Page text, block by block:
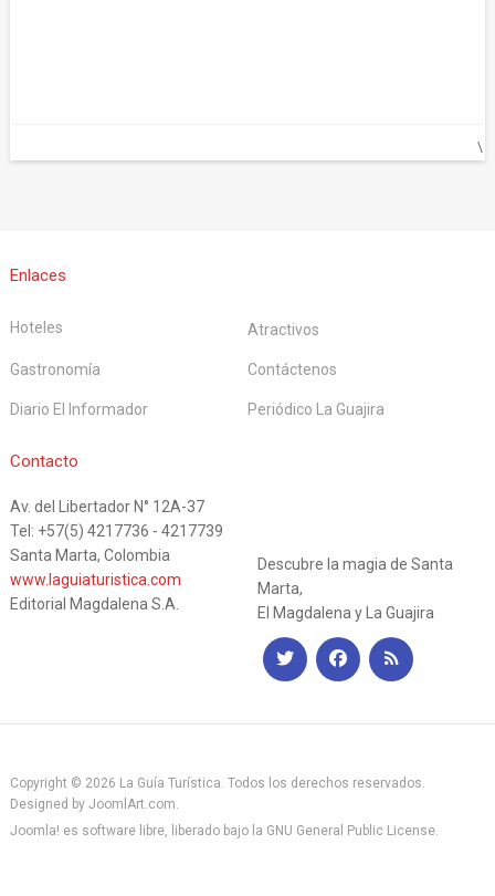
\
Enlaces
Hoteles Atractivos
Gastronomía Contáctenos
Diario El Informador Periódico La Guajira
Contacto
Av. del Libertador N° 12A-37
Tel: +57(5) 4217736 - 4217739
Santa Marta, Colombia
www.laguiaturistica.com
Editorial Magdalena S.A.
Descubre la magia de Santa
Marta,
El Magdalena y La Guajira
Copyright © 2026 La Guía Turística. Todos los derechos reservados.
Designed by JoomlArt.com.
Joomla! es software libre, liberado bajo la GNU General Public License.